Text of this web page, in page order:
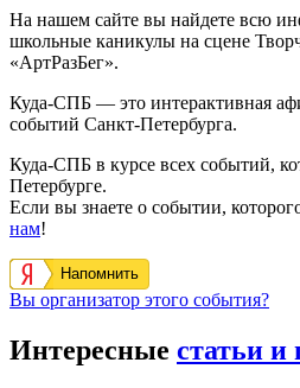
На нашем сайте вы найдете всю
школьные каникулы на сцене
«АртРазБег».
Куда-СПБ — это интерактивная
событий Санкт-Петербурга.
Куда-СПБ в курсе всех событий,
Петербурге.
Если вы знаете о событии,
нам!
Напомнить
Вы организатор этого события?
Интересные статьи и